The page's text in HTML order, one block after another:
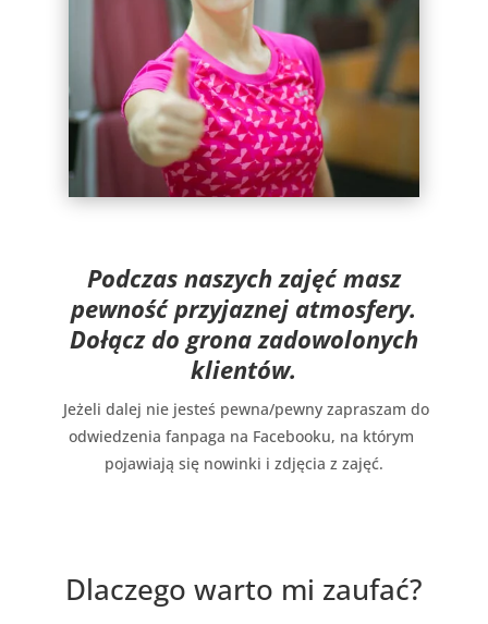
Podczas naszych zajęć masz
pewność przyjaznej atmosfery.
Dołącz do grona zadowolonych
klientów.
Jeżeli dalej nie jesteś pewna/pewny zapraszam do
odwiedzenia fanpaga na Facebooku, na którym
pojawiają się nowinki i zdjęcia z zajęć.
Dlaczego warto mi zaufać?